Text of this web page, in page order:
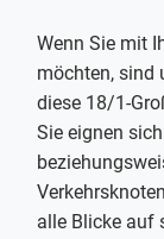
Wenn Sie mit
möchten, sind
diese 18/1-
Sie eignen
alle Blicke auf